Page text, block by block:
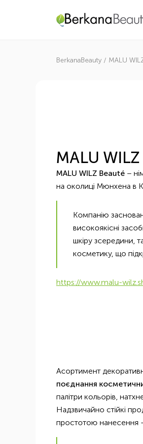
BerkanaBeauty / MALU
MALU
MALU WILZ Beauté –
на околиці Мюнхена в
Компанію
високоякісні
шкіру зсередини,
косметику, що
https://www.malu-
Асортимент
поєднання
палітри кольорів,
Надзвичайно стійкі
простотою нанесення –